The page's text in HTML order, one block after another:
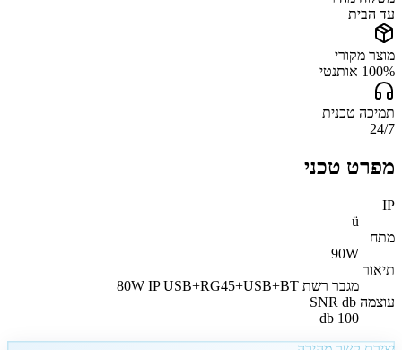
עד הבית
מוצר מקורי
100% אותנטי
תמיכה טכנית
24/7
מפרט טכני
IP
ü
מתח
90W
תיאור
מגבר רשת 80W IP USB+RG45+USB+BT
עוצמה SNR db
100 db